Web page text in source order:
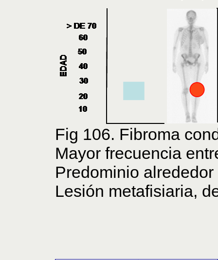
Fig 106. Fibroma
Mayor frecuencia
Predominio
Lesión metafisiaria,